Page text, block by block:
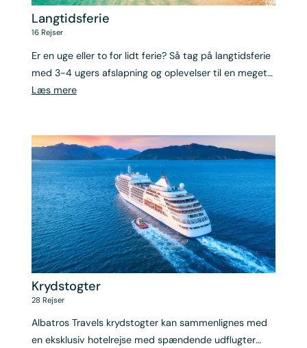
Langtidsferie
16 Rejser
Er en uge eller to for lidt ferie? Så tag på langtidsferie
med 3-4 ugers afslapning og oplevelser til en meget
fordelagtig pris.
Læs mere
Krydstogter
28 Rejser
Albatros Travels krydstogter kan sammenlignes med
en eksklusiv hotelrejse med spændende udflugter